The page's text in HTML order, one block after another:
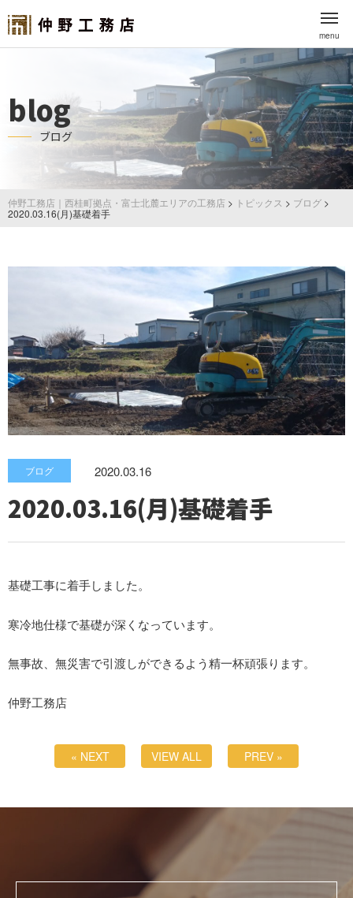
menu
blog
ブログ
仲野工務店｜西桂町拠点・富士北麓エリアの工務店 > トピックス > ブログ >
2020.03.16(月)基礎着手
ブログ 2020.03.16
2020.03.16(月)基礎着手
基礎工事に着手しました。
寒冷地仕様で基礎が深くなっています。
無事故、無災害で引渡しができるよう精一杯頑張ります。
仲野工務店
« NEXT VIEW ALL PREV »